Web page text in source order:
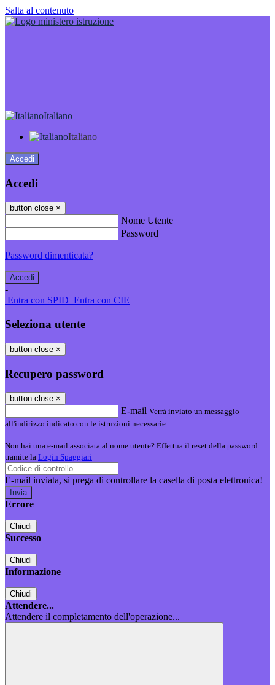
Salta al contenuto
Italiano
Italiano
Accedi
Accedi
button close ×
Nome Utente
Password
Password dimenticata?
-
Entra con SPID Entra con CIE
Seleziona utente
button close ×
Recupero password
button close ×
E-mail Verrà inviato un messaggio
all'indirizzo indicato con le istruzioni necessarie.
Non hai una e-mail associata al nome utente? Effettua il reset della password
tramite la Login Spaggiari
E-mail inviata, si prega di controllare la casella di posta elettronica!
Errore
Chiudi
Successo
Chiudi
Informazione
Chiudi
Attendere...
Attendere il completamento dell'operazione...